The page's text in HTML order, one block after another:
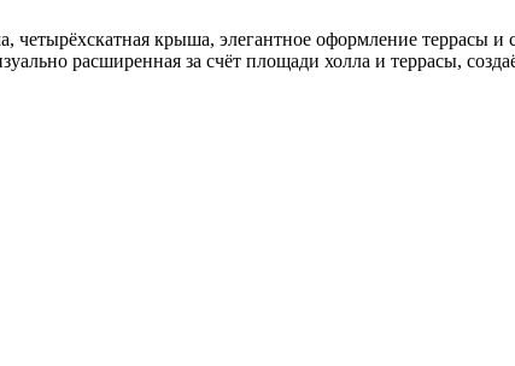
крыша, элегантное оформление террасы и
расширенная за счёт площади холла и террасы,